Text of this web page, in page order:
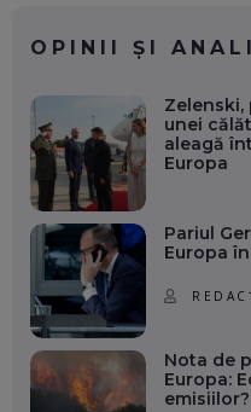
OPINII ȘI
Zelenski,
unei
aleagă
Europa
Pariul
Europa
Nota de
Europa: